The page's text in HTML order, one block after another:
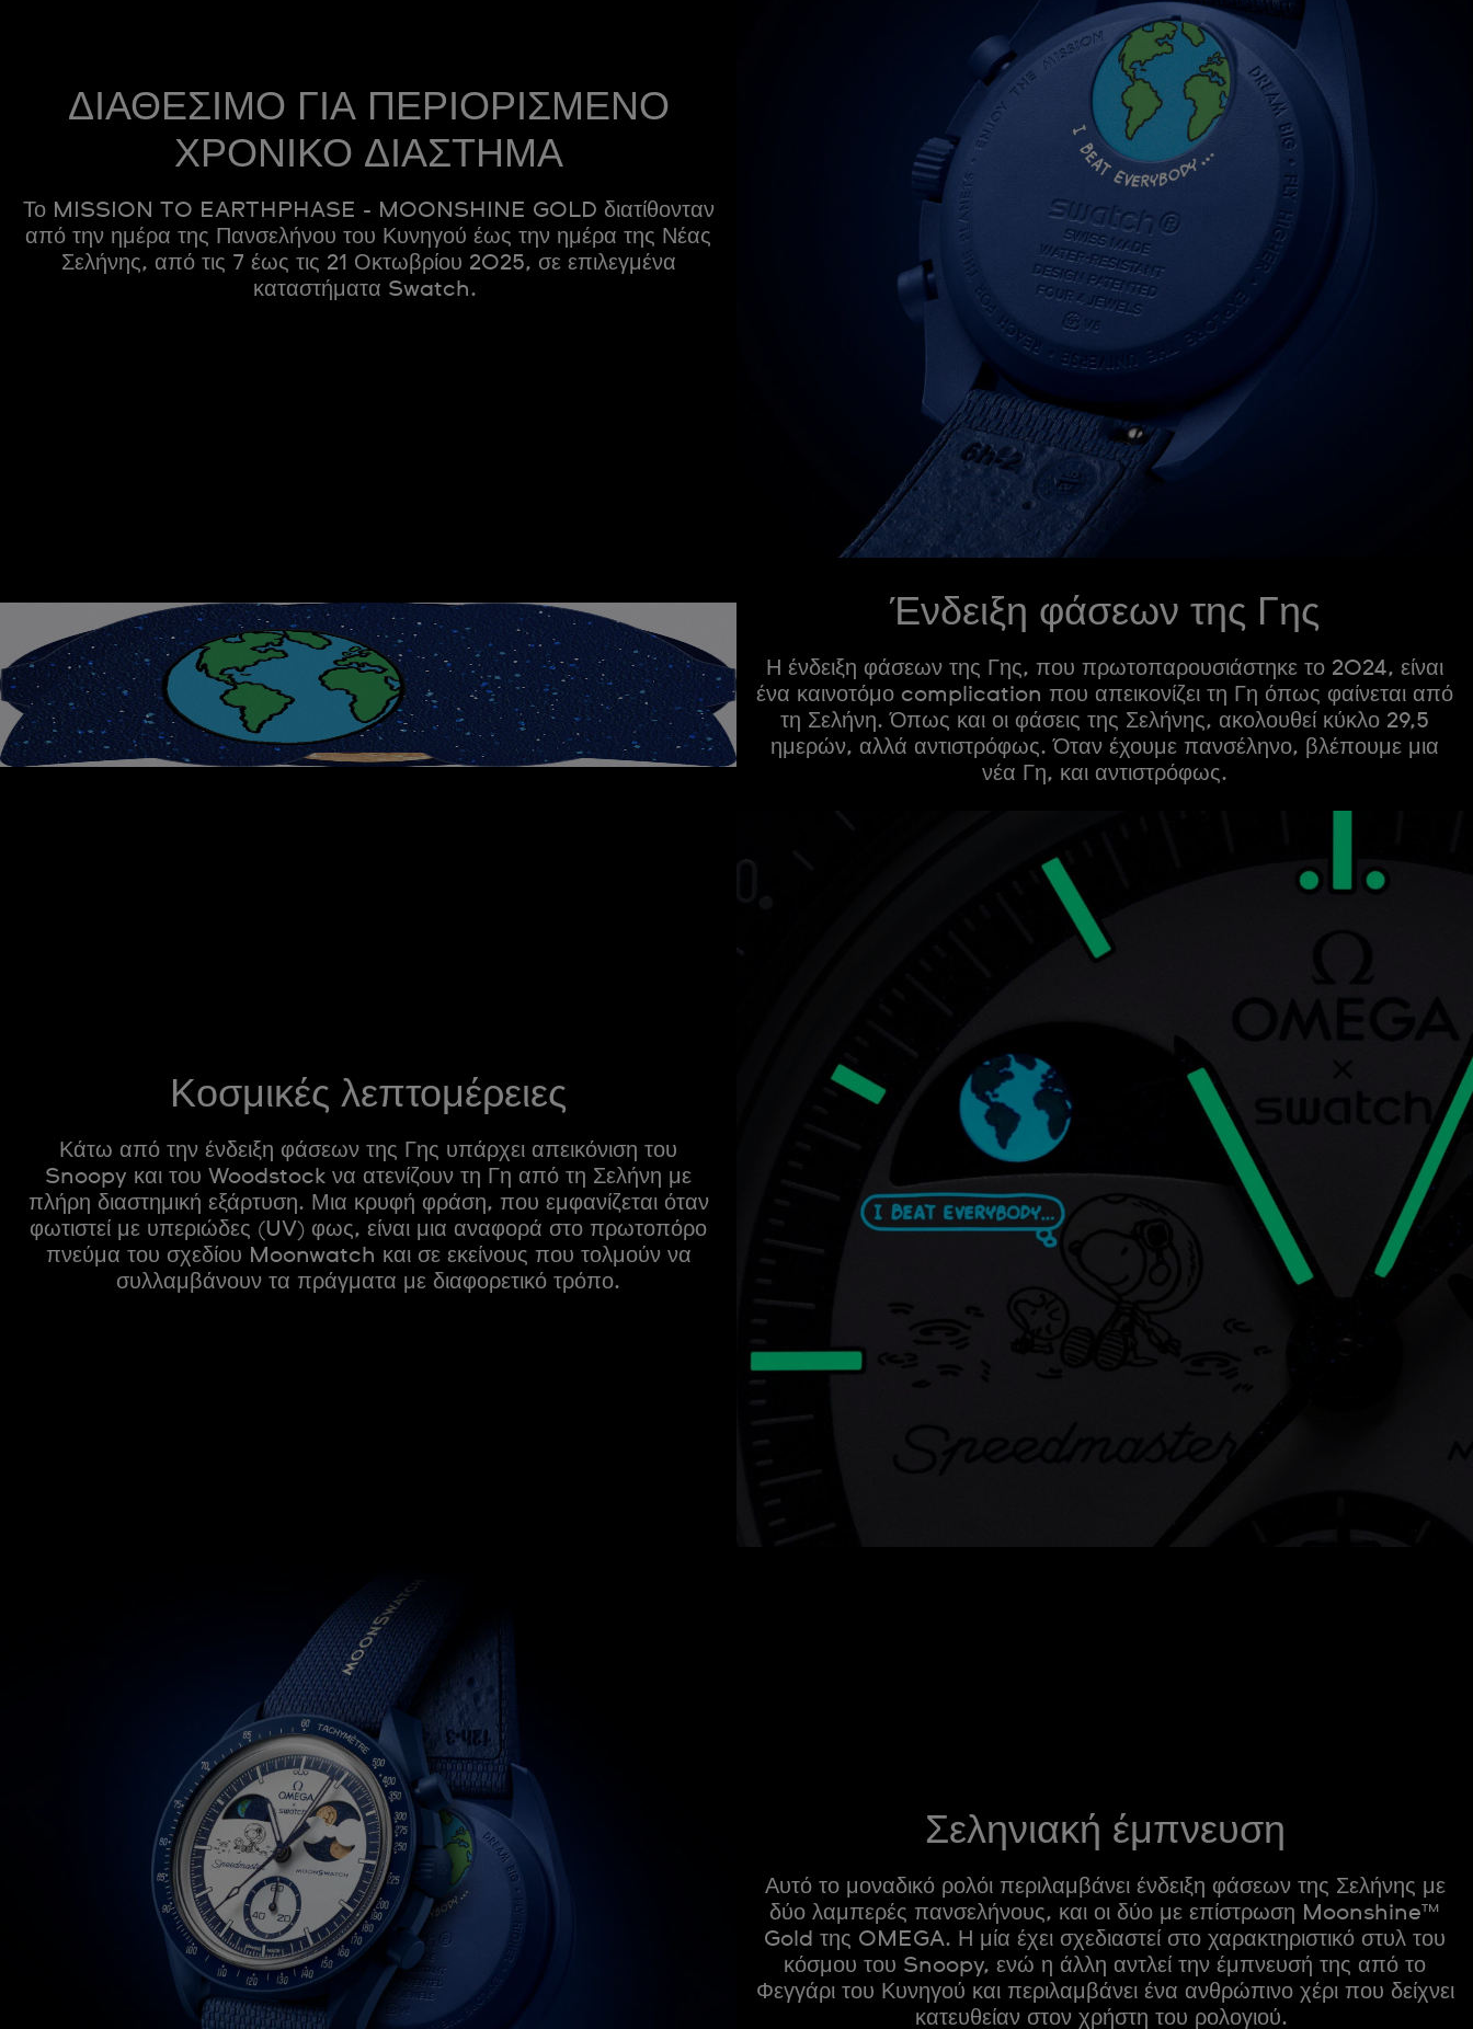
ΔΙΑΘΕΣΙΜΟ ΓΙΑ ΠΕΡΙΟΡΙΣΜΕΝΟ
ΧΡΟΝΙΚΟ ΔΙΑΣΤΗΜΑ
Το MISSION TO EARTHPHASE - MOONSHINE GOLD διατίθονταν
από την ημέρα της Πανσελήνου του Κυνηγού έως την ημέρα της Νέας
Σελήνης, από τις 7 έως τις 21 Οκτωβρίου 2025, σε επιλεγμένα
καταστήματα Swatch.
Ένδειξη φάσεων της Γης
Η ένδειξη φάσεων της Γης, που πρωτοπαρουσιάστηκε το 2024, είναι
ένα καινοτόμο complication που απεικονίζει τη Γη όπως φαίνεται από
τη Σελήνη. Όπως και οι φάσεις της Σελήνης, ακολουθεί κύκλο 29,5
ημερών, αλλά αντιστρόφως. Όταν έχουμε πανσέληνο, βλέπουμε μια
νέα Γη, και αντιστρόφως.
Κοσμικές λεπτομέρειες
Κάτω από την ένδειξη φάσεων της Γης υπάρχει απεικόνιση του
Snoopy και του Woodstock να ατενίζουν τη Γη από τη Σελήνη με
πλήρη διαστημική εξάρτυση. Μια κρυφή φράση, που εμφανίζεται όταν
φωτιστεί με υπεριώδες (UV) φως, είναι μια αναφορά στο πρωτοπόρο
πνεύμα του σχεδίου Moonwatch και σε εκείνους που τολμούν να
συλλαμβάνουν τα πράγματα με διαφορετικό τρόπο.
Σεληνιακή έμπνευση
Αυτό το μοναδικό ρολόι περιλαμβάνει ένδειξη φάσεων της Σελήνης με
δύο λαμπερές πανσελήνους, και οι δύο με επίστρωση Moonshine™
Gold της OMEGA. Η μία έχει σχεδιαστεί στο χαρακτηριστικό στυλ του
κόσμου του Snoopy, ενώ η άλλη αντλεί την έμπνευσή της από το
Φεγγάρι του Κυνηγού και περιλαμβάνει ένα ανθρώπινο χέρι που δείχνει
κατευθείαν στον χρήστη του ρολογιού.